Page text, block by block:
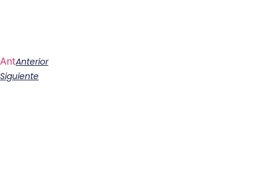
AntAnterior
Siguiente